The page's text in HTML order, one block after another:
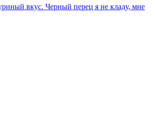
вкус. Черный перец я не кладу, мне